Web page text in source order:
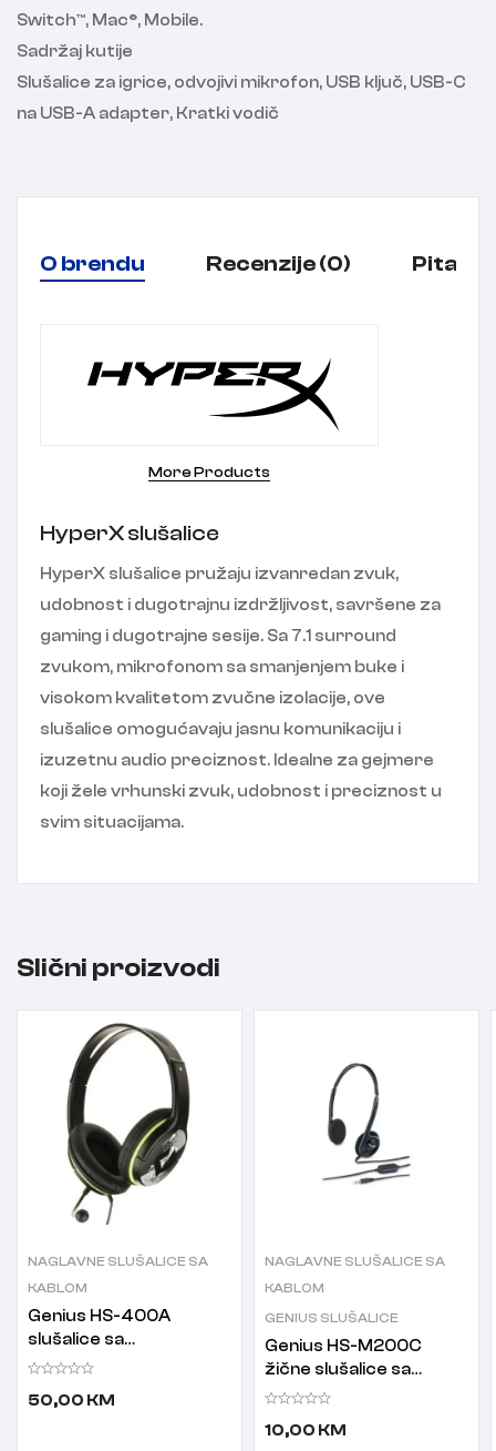
Switch™, Mac®, Mobile.
Sadržaj kutije
Slušalice za igrice, odvojivi mikrofon, USB ključ, USB-C
na USB-A adapter, Kratki vodič
O brendu Recenzije (0) Pitanja
More Products
HyperX slušalice
HyperX slušalice pružaju izvanredan zvuk,
udobnost i dugotrajnu izdržljivost, savršene za
gaming i dugotrajne sesije. Sa 7.1 surround
zvukom, mikrofonom sa smanjenjem buke i
visokom kvalitetom zvučne izolacije, ove
slušalice omogućavaju jasnu komunikaciju i
izuzetnu audio preciznost. Idealne za gejmere
koji žele vrhunski zvuk, udobnost i preciznost u
svim situacijama.
Slični proizvodi
NAGLAVNE SLUŠALICE SA
KABLOM
Genius HS-400A
slušalice sa
mikrofonom
50,00 KM
NAGLAVNE SLUŠALICE SA
KABLOM
GENIUS SLUŠALICE
Genius HS-M200C
žične slušalice sa
mikrofonom crne
10,00 KM